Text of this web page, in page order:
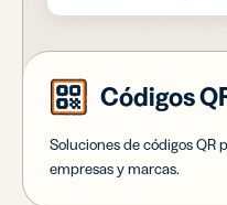
Códigos
Soluciones de códigos QR
empresas y marcas.